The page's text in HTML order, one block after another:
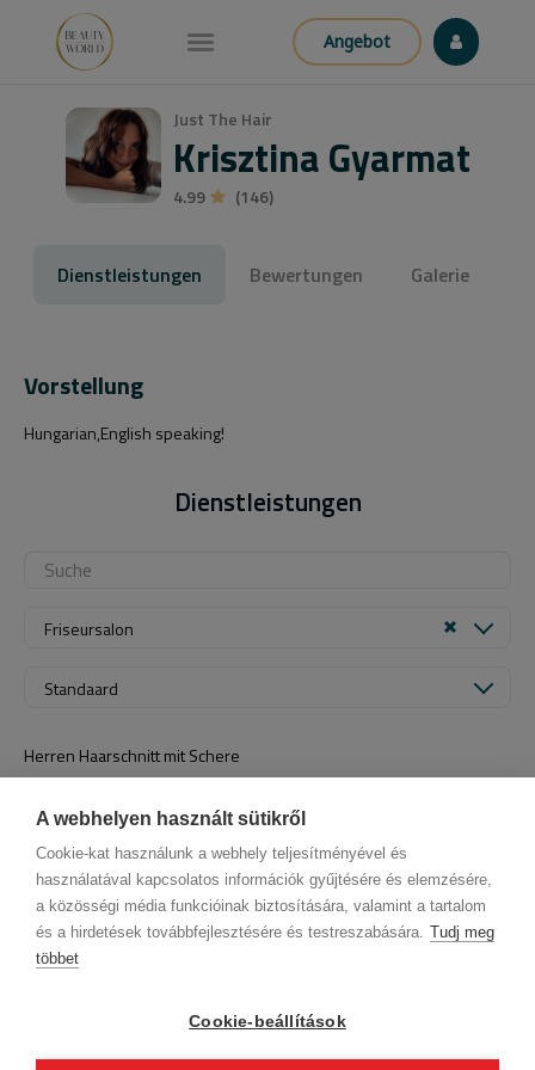
A webhelyen használt sütikről
Cookie-kat használunk a webhely teljesítményével és
használatával kapcsolatos információk gyűjtésére és elemzésére,
a közösségi média funkcióinak biztosítására, valamint a tartalom
és a hirdetések továbbfejlesztésére és testreszabására. Tudj meg
többet
Cookie-beállítások
Angebot
Just The Hair
Krisztina Gyarmat
4.99 (146)
Dienstleistungen Bewertungen Galerie
Vorstellung
Hungarian,English speaking!
Dienstleistungen
Friseursalon
Standaard
Herren Haarschnitt mit Schere
AGB (Abonnentenkunde)
Folge uns!